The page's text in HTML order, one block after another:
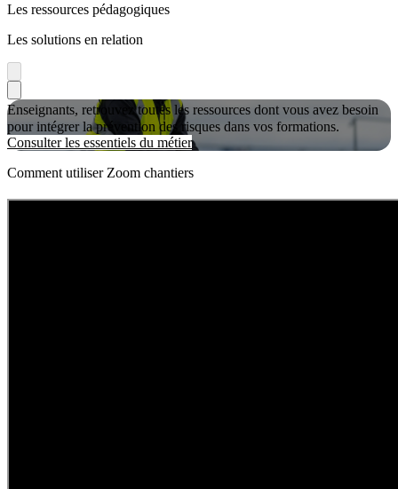
Les ressources pédagogiques
Les solutions en relation
Enseignants, retrouvez toutes les ressources dont vous avez besoin
pour intégrer la prévention des risques dans vos formations.
Consulter les essentiels du métier
Comment utiliser Zoom chantiers